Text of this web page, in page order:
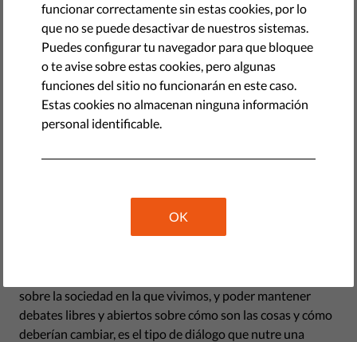
Lo que leemos, oímos y compartimos todos los días, ya sea
leyendo el periódico por la mañana o conversando con
sobre la sociedad en la que vivimos, y poder mantener
debates libres y abiertos sobre cómo son las cosas y cómo
deberían cambiar, es el tipo de diálogo que nutre una
funcionar correctamente sin estas cookies, por lo
que no se puede desactivar de nuestros sistemas.
Puedes configurar tu navegador para que bloquee
o te avise sobre estas cookies, pero algunas
funciones del sitio no funcionarán en este caso.
Estas cookies no almacenan ninguna información
personal identificable.
OK